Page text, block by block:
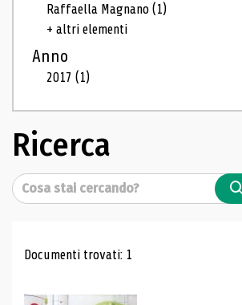
Raffaella Magnano(1)
+ altri elementi
Anno
2017(1)
Ricerca
Cerca
Risultati di ricerca
Documenti trovati: 1